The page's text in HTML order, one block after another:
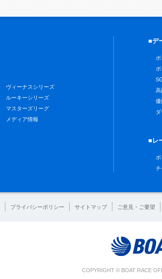
ヴィーナスシリーズ
ルーキーシリーズ
マスターズリーグ
メディア情報
■デ
高
優
■レ
チ
プライバシーポリシー サイトマップ ご意見・ご要望
COPYRIGHT © BOAT RACE